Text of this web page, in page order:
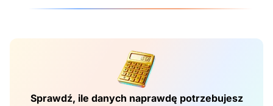
Sprawdź, ile danych naprawdę potrzebujesz